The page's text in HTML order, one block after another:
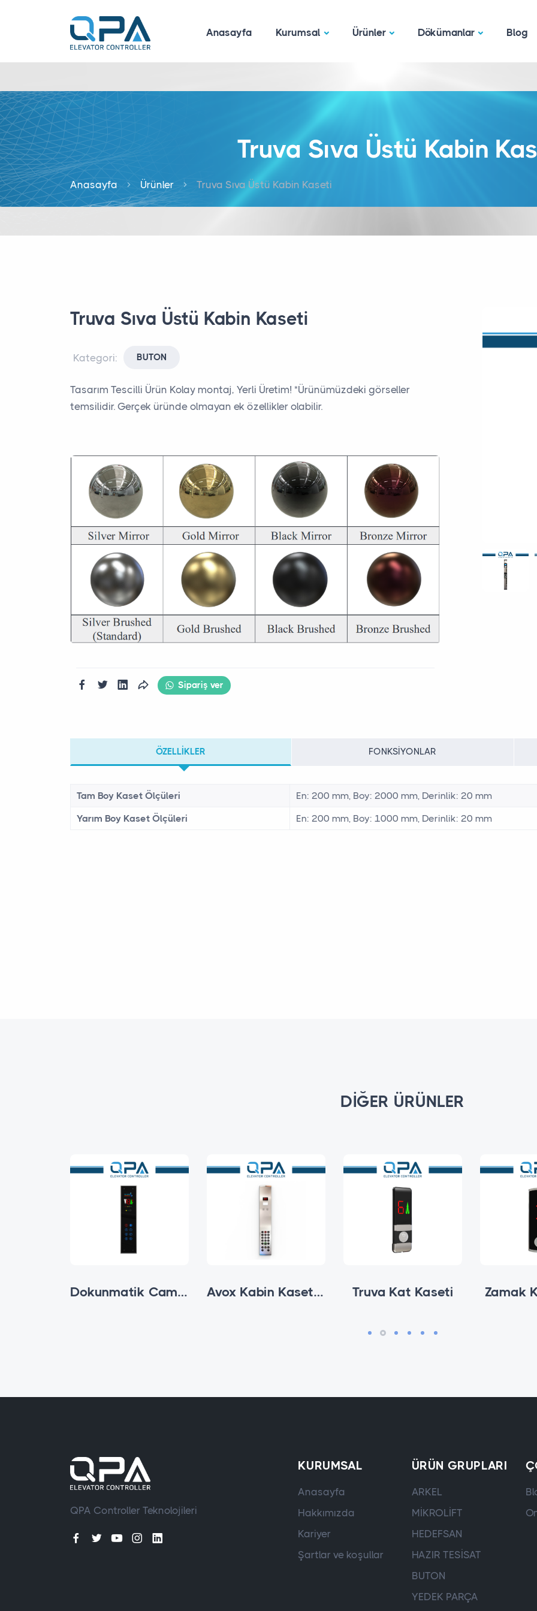
Anasayfa Kurumsal Ürünler Dökümanlar Blog
Truva Sıva Üstü Kabin
Anasayfa Ürünler Truva Sıva Üstü Kabin Kaseti
Truva Sıva Üstü Kabin Kaseti
Kategori: BUTON
Tasarım Tescilli Ürün Kolay montaj, Yerli Üretim! *Ürünümüzdeki görseller
temsilidir. Gerçek üründe olmayan ek özellikler olabilir.
Sipariş ver
ÖZELLIKLER FONKSIYONLAR
Tam Boy Kaset Ölçüleri
En: 200 mm, Boy: 2000 mm, Derinlik: 20 mm
Yarım Boy Kaset Ölçüleri
En: 200 mm, Boy: 1000 mm, Derinlik: 20 mm
DIĞER ÜRÜNLER
Dokunmatik Cam Sıva Altı Kabin Kaseti Avox Kabin Kasetleri Truva Kat Kaseti Zamak
QPA Controller Teknolojileri
KURUMSAL
Anasayfa
Hakkımızda
Kariyer
Şartlar ve koşullar
ÜRÜN GRUPLARI
ARKEL
MİKROLİFT
HEDEFSAN
HAZIR TESİSAT
BUTON
YEDEK PARÇA